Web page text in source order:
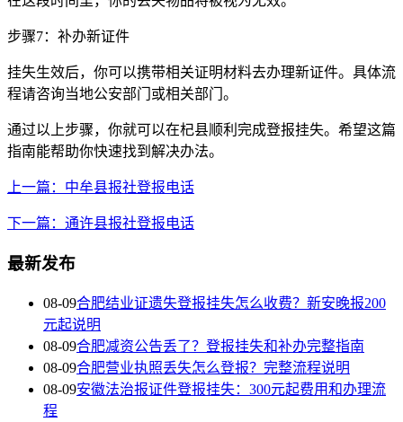
步骤7：补办新证件
挂失生效后，你可以携带相关证明材料去办理新证件。具体流
程请咨询当地公安部门或相关部门。
通过以上步骤，你就可以在杞县顺利完成登报挂失。希望这篇
指南能帮助你快速找到解决办法。
上一篇：中牟县报社登报电话
下一篇：通许县报社登报电话
最新发布
08-09合肥结业证遗失登报挂失怎么收费？新安晚报200
元起说明
08-09合肥减资公告丢了？登报挂失和补办完整指南
08-09合肥营业执照丢失怎么登报？完整流程说明
08-09安徽法治报证件登报挂失：300元起费用和办理流
程